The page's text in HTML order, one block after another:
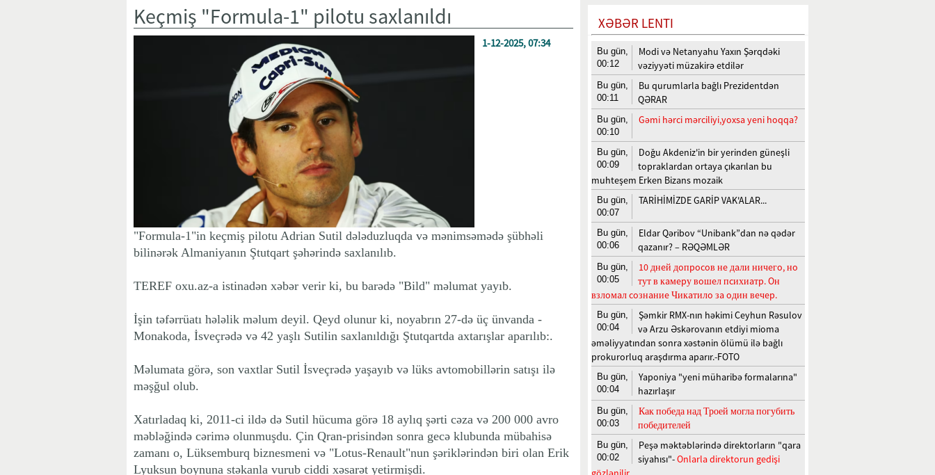
Keçmiş "Formula-1" pilotu saxlanıldı
1-12-2025, 07:34
"Formula-1"in keçmiş pilotu Adrian Sutil dələduzluqda və mənimsəmədə şübhəli
bilinərək Almaniyanın Ştutqart şəhərində saxlanılıb.
TEREF oxu.az-a istinadən xəbər verir ki, bu barədə "Bild" məlumat yayıb.
İşin təfərrüatı hələlik məlum deyil. Qeyd olunur ki, noyabrın 27-də üç ünvanda -
Monakoda, İsveçrədə və 42 yaşlı Sutilin saxlanıldığı Ştutqartda axtarışlar aparılıb:.
Məlumata görə, son vaxtlar Sutil İsveçrədə yaşayıb və lüks avtomobillərin satışı ilə
məşğul olub.
Xatırladaq ki, 2011-ci ildə də Sutil hücuma görə 18 aylıq şərti cəza və 200 000 avro
məbləğində cərimə olunmuşdu. Çin Qran-prisindən sonra gecə klubunda mübahisə
zamanı o, Lüksemburq biznesmeni və "Lotus-Renault"nun şəriklərindən biri olan Erik
Lyuksun boynuna stəkanla vurub ciddi xəsarət yetirmişdi.
XƏBƏR LENTI
Bu gün,
00:12
Modi və Netanyahu Yaxın Şərqdəki
vəziyyəti müzakirə etdilər
Bu gün,
00:11
Bu qurumlarla bağlı Prezidentdən
QƏRAR
Bu gün,
00:10
Gəmi hərci mərciliyi,yoxsa yeni hoqqa?
Bu gün,
00:09
Doğu Akdeniz'in bir yerinden güneşli
topraklardan ortaya çıkarılan bu
muhteşem Erken Bizans mozaik
Bu gün,
00:07
TARİHİMİZDE GARİP VAK'ALAR...
Bu gün,
00:06
Eldar Qəribov “Unibank”dan nə qədər
qazanır? – RƏQƏMLƏR
Bu gün,
00:05
10 днeй дoпpocoв нe дaли ничeгo, нo
тут в кaмepу вoшeл пcихиaтp. Oн
взлoмaл coзнaниe Чикaтилo зa oдин вeчep.
Bu gün,
00:04
Şəmkir RMX-nın həkimi Ceyhun Rəsulov
və Arzu Əskərovanın etdiyi mioma
əməliyyatından sonra xəstənin ölümü ilə bağlı
prokurorluq araşdırma aparır.-FOTO
Bu gün,
00:04
Yaponiya "yeni müharibə formalarına"
hazırlaşır
Bu gün,
00:03
Как победа над Троей могла погубить
победителей
Bu gün,
00:02
Peşə məktəblərində direktorların "qara
siyahısı"-Onlarla direktorun gedişi